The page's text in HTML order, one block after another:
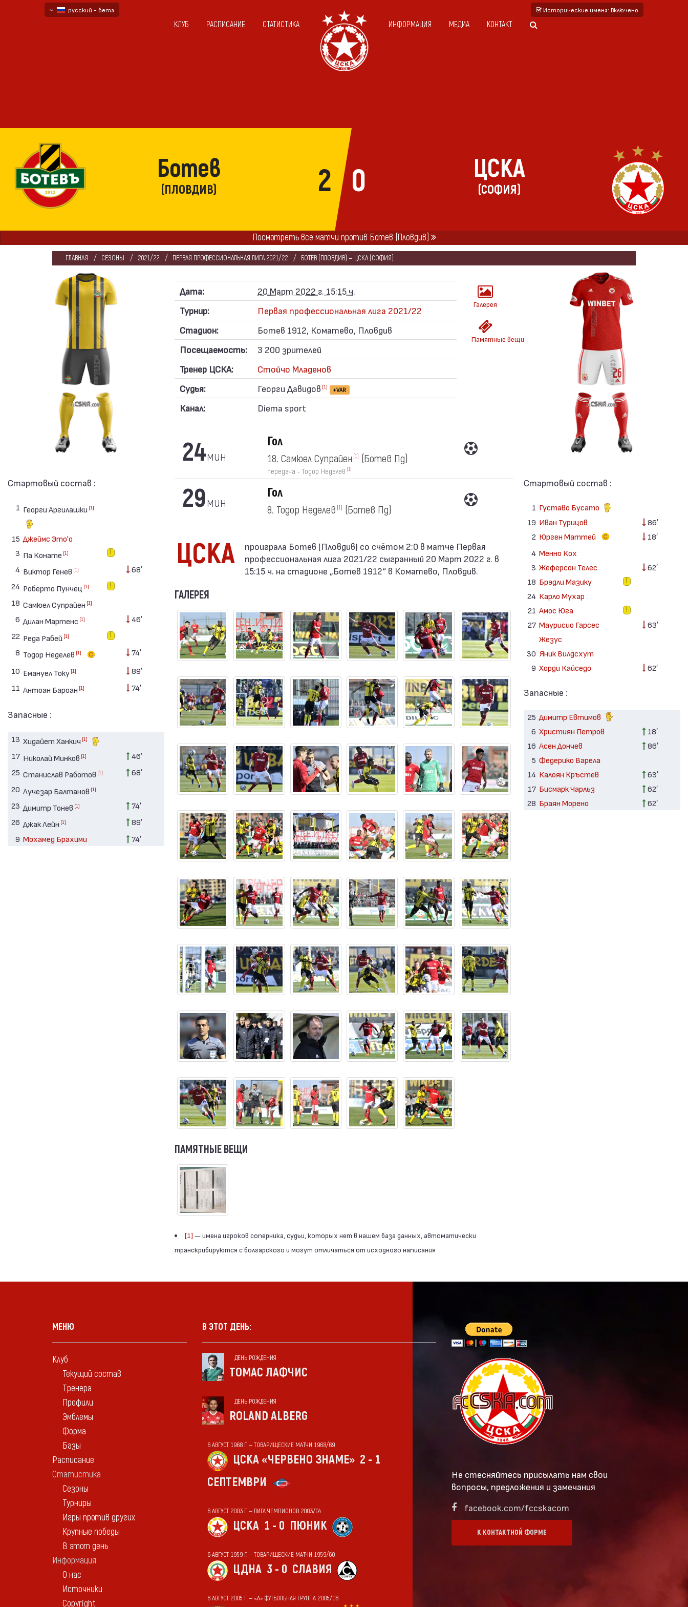
русский - бета
Исторические имена: Включено
КЛУБ РАСПИСАНИЕ СТАТИСТИКА ИНФОРМАЦИЯ МЕДИА КОНТАКТ
2 0
Ботев
(ПЛОВДИВ)
ЦСКА
(СОФИЯ)
Посмотреть все матчи против Ботев (Пловдив)
ГЛАВНАЯ СЕЗОНЫ 2021/22 ПЕРВАЯ ПРОФЕССИОНАЛЬНАЯ ЛИГА 2021/22 БОТЕВ (ПЛОВДИВ) — ЦСКА (СОФИЯ)
Стартовый состав :
1 Георги Аргилашки [1]
15 Джеймс Это'о
3 Па Конате [1]
4 Виктор Генев [1]
68′
24 Роберто Пунчец [1]
18 Самюел Супрайен [1]
6 Дилан Мартенс [1]
46′
22 Реда Рабей [1]
8 Тодор Неделев [1]
74′
10 Емануел Току [1]
89′
11 Антоан Бароан [1] 74′
Запасные :
13 Хидайет Ханкич [1]
17 Николай Минков [1]
46′
25 Станислав Работов [1]
68′
20 Лучезар Балтанов [1]
23 Димитр Тонев [1]
74′
26 Джак Лейн [1]
89′
9 Мохамед Брахими 74′
Дата:
20 Март 2022 г. 15:15 ч.
Турнир:
Первая профессиональная лига 2021/22
Стадион:
Ботев 1912, Коматево, Пловдив
Посещаемость:
3 200 зрителей
Тренер ЦСКА:
Стойчо Младенов
Судья:
Георги Давидов [1] +VAR
Канал: Diema sport
Галерея
Памятные вещи
24мин
Гол
18. Самюел Супрайен [1] (Ботев Пд)
передача - Тодор Неделев [1]
29мин
Гол
8. Тодор Неделев [1] (Ботев Пд)
ЦСКА
профессиональная лига 2021/22 сыгранный 20 Март 2022 г. в
15:15 ч. на стадионе „Ботев 1912“ в Коматево, Пловдив.
ГАЛЕРЕЯ
ПАМЯТНЫЕ ВЕЩИ
[1] — имена игроков соперника, судьи, которых нет в нашем база данных, автоматически
транскрибируются с болгарского и могут отличаться от исходного написания
Стартовый состав :
1 Густаво Бусато
19 Иван Турицов
86′
2 Юрген Маттей
18′
4 Менно Кох
3 Жеферсон Телес
62′
18 Брэдли Мазику
24 Карло Мухар
21 Амос Юга
27 Маурисио Гарсес
Жезус
63′
30 Яник Вилдсхут
9 Хорди Кайседо 62′
Запасные :
25 Димитр Евтимов
6 Християн Петров
18′
16 Асен Дончев
86′
5 Федерико Варела
14 Калоян Кръстев
63′
17 Бисмарк Чарльз
62′
28 Браян Морено 62′
МЕНЮ
Клуб
Текущий состав
Тренера
Профили
Эмблемы
Форма
Базы
Расписание
Статистика
Сезоны
Турниры
Игры против других
Крупные победы
В этот день
Информация
О нас
Источники
Copyright
В ЭТОТ ДЕНЬ:
ДЕНЬ РОЖДЕНИЯ
ТОМАС ЛАФЧИС
ДЕНЬ РОЖДЕНИЯ
ROLAND ALBERG
6 АВГУСТ 1968 Г. — ТОВАРИЩЕСКИЕ МАТЧИ 1968/69
ЦСКА «ЧЕРВЕНО ЗНАМЕ» 2 - 1
СЕПТЕМВРИ
6 АВГУСТ 2003 Г. — ЛИГА ЧЕМПИОНОВ 2003/04
ЦСКА 1 - 0 ПЮНИК
6 АВГУСТ 1959 Г. — ТОВАРИЩЕСКИЕ МАТЧИ 1959/60
ЦДНА 3 - 0 СЛАВИЯ
6 АВГУСТ 2005 Г. — «А» ФУТБОЛЬНАЯ ГРУППА 2005/06
Не стесняйтесь присылать нам свои
вопросы, предложения и замечания
facebook.com/fccskacom
К КОНТАКТНОЙ ФОРМЕ